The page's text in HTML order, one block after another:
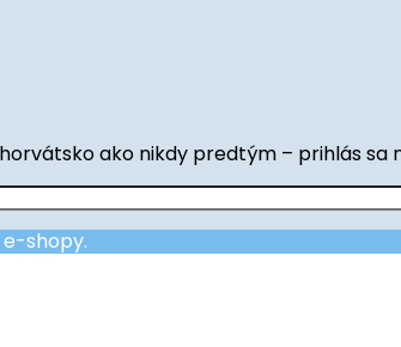
ako nikdy predtým – prihlás
shopy.